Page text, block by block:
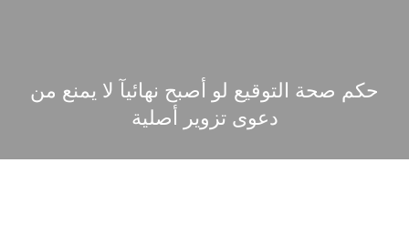
حكم صحة التوقيع لو أصبح نهائيآ لا يمنع من
دعوى تزوير أصلية